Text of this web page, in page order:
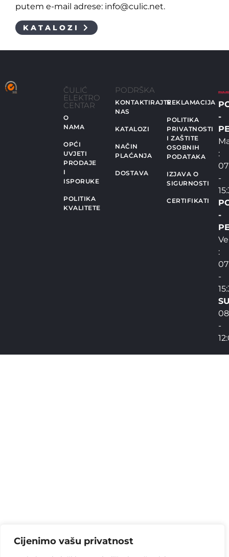
Cijenimo vašu privatnost
putem e-mail adrese: info@culic.net.
KATALOZI
ČULIĆ
ELEKTRO
CENTAR
O
NAMA
OPĆI
UVJETI
PRODAJE
I
ISPORUKE
POLITIKA
KVALITETE
PODRŠKA
KONTAKTIRAJTE
NAS
KATALOZI
NAČIN
PLAĆANJA
DOSTAVA
REKLAMACIJA
POLITIKA
PRIVATNOSTI
I ZAŠTITE
OSOBNIH
PODATAKA
IZJAVA O
SIGURNOSTI
CERTIFIKATI
-
:
-
-
:
-
-